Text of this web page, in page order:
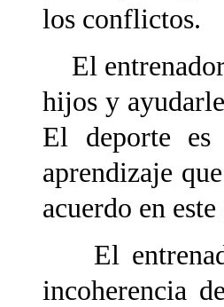
los conflictos.
El entrenador
hijos y
El deporte
aprendizaje
acuerdo en
El
incoherencia